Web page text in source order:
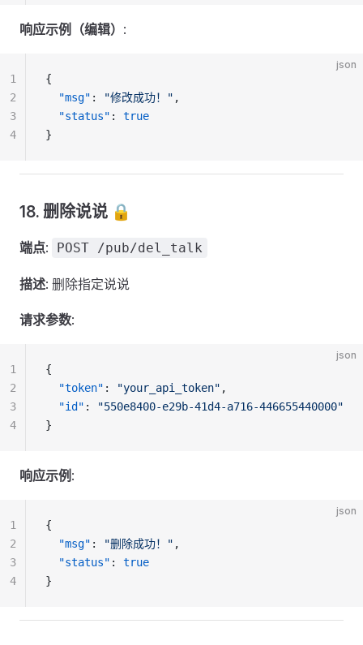
响应示例（编辑） :
json
{
  "msg"
: "修改成功！" ,
  "status"
: true
}
1
2
3
4
18. 删除说说 🔒
端点: POST /pub/del_talk
描述: 删除指定说说
请求参数:
json
{
  "token"
: "your_api_token" ,
  "id"
:
"550e8400-e29b-41d4-a716-446655440000"
}
1
2
3
4
响应示例 :
json
{
  "msg"
: "删除成功！" ,
  "status"
: true
}
1
2
3
4